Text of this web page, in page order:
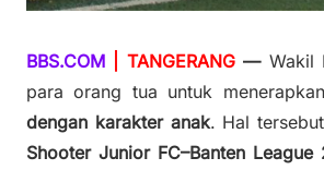
BBS.COM | TANGERANG—Wakil
para orang tua untuk menerapkan
dengan karakter anak. Hal
Shooter Junior FC–Banten League